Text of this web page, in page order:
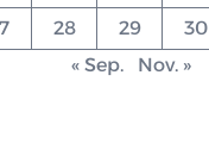
28 29 30
« Sep.
Nov. »